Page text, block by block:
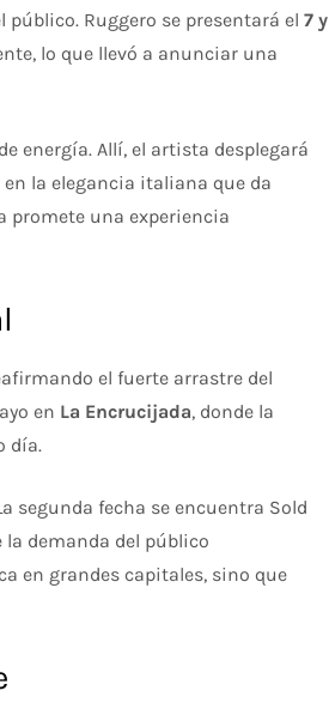
Ruggero se presentará el7 y
lo que llevó a anunciar una
energía. Allí, el artista desplegará
la elegancia italiana que da
promete una experiencia
el fuerte arrastre del
en La Encrucijada, donde la
día.
segunda fecha se encuentra Sold
demanda del público
en grandes capitales, sino que